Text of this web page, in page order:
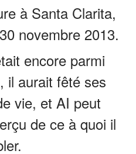
à Santa Clarita,
novembre 2013.
encore parmi
il aurait fêté ses
vie, et AI peut
de ce à quoi il